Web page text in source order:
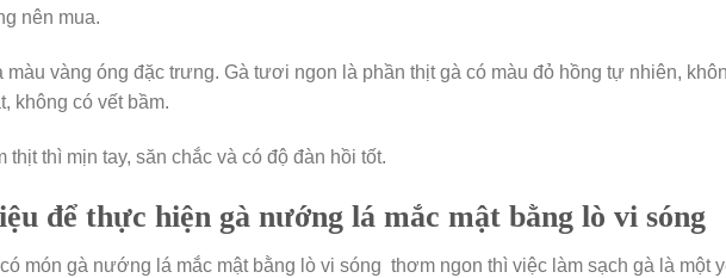
nên mua.
màu vàng óng đặc trưng. Gà tươi ngon là phần thịt gà có màu đỏ hồng tự nhiên,
không có vết bầm.
thịt thì mịn tay, săn chắc và có độ đàn hồi tốt.
để thực hiện gà nướng lá mắc mật bằng lò vi sóng
món gà nướng lá mắc mật bằng lò vi sóng thơm ngon thì việc làm sạch gà là một